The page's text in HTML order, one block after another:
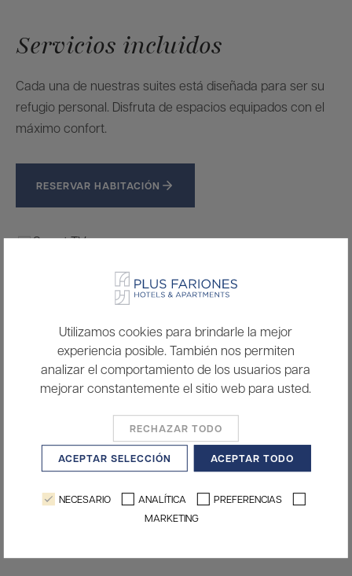
Servicios incluidos
Cada una de nuestras suites está diseñada para ser su
refugio personal. Disfruta de espacios equipados con el
máximo confort.
RESERVAR HABITACIÓN
Smart TV
Aire acondicionado
Microondas
Caja Fuerte
Albornoz y zapatillas
Nevera
2 individuales o 1 doble
Utilizamos cookies para brindarle la mejor
experiencia posible. También nos permiten
analizar el comportamiento de los usuarios para
mejorar constantemente el sitio web para usted.
RECHAZAR TODO
ACEPTAR SELECCIÓN ACEPTAR TODO
NECESARIO ANALÍTICA
PREFERENCIAS
MARKETING